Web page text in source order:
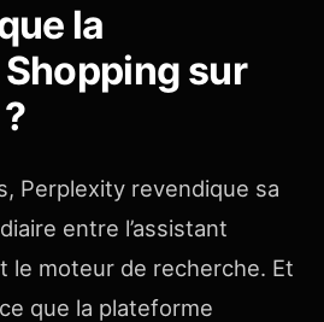
la
sur
Perplexity revendique sa
entre l’assistant
le moteur de recherche. Et
que la plateforme